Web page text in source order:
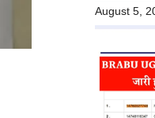
August 5,